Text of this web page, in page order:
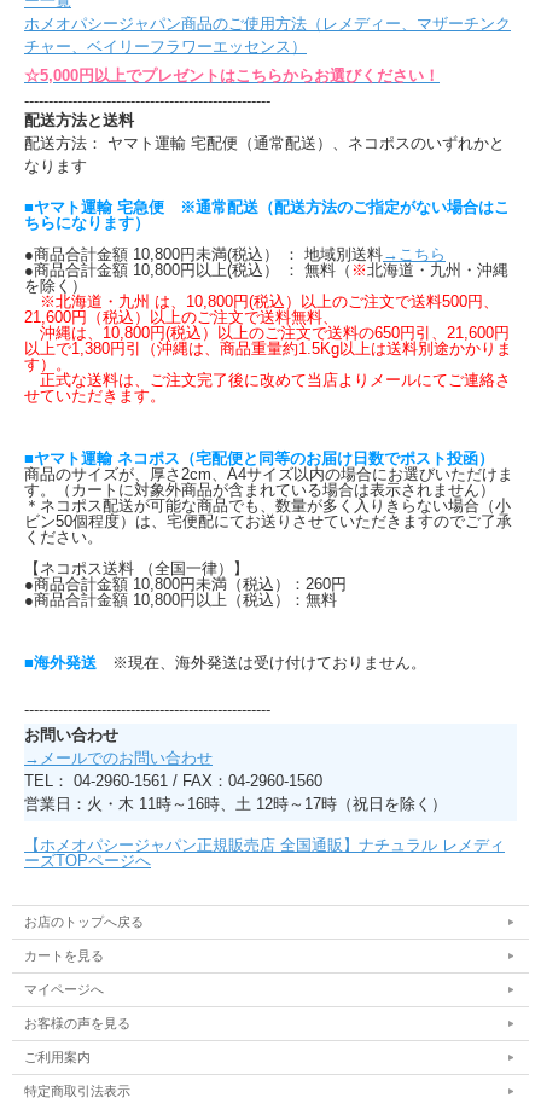
ホメオパシージャパン商品のご使用方法（レメディー、マザーチンク
チャー、ベイリーフラワーエッセンス）
☆5,000円以上でプレゼントはこちらからお選びください！
---------------------------------------------------
配送方法と送料
配送方法： ヤマト運輸 宅配便（通常配送）、ネコポスのいずれかと
なります
■ヤマト運輸 宅急便 ※通常配送（配送方法のご指定がない場合はこ
ちらになります）
●商品合計金額 10,800円未満(税込） ： 地域別送料→こちら
●商品合計金額 10,800円以上(税込） ： 無料（ ※北海道・九州・沖縄
を除く）
※北海道・九州 は、10,800円(税込）以上のご注文で送料500円、
21,600円（税込）以上のご注文で送料無料、
沖縄は、10,800円(税込）以上のご注文で送料の650円引、21,600円
以上で1,380円引（沖縄は、商品重量約1.5Kg以上は送料別途かかりま
す）。
正式な送料は、ご注文完了後に改めて当店よりメールにてご連絡さ
せていただきます。
■ヤマト運輸 ネコポス（宅配便と同等のお届け日数でポスト投函）
商品のサイズが、厚さ2cm、A4サイズ以内の場合にお選びいただけま
す。（カートに対象外商品が含まれている場合は表示されません）
＊ネコポス配送が可能な商品でも、数量が多く入りきらない場合（小
ビン50個程度）は、宅便配にてお送りさせていただきますのでご了承
ください。
【ネコポス送料 （全国一律）】
●商品合計金額 10,800円未満（税込）：260円
●商品合計金額 10,800円以上（税込）：無料
■海外発送 ※現在、海外発送は受け付けておりません。
---------------------------------------------------
お問い合わせ
→メールでのお問い合わせ
TEL： 04-2960-1561 / FAX：04-2960-1560
営業日：火・木 11時～16時、土 12時～17時（祝日を除く）
【ホメオパシージャパン正規販売店 全国通販】ナチュラル レメディ
ーズTOPページへ
お店のトップへ戻る
カートを見る
マイページへ
お客様の声を見る
ご利用案内
特定商取引法表示